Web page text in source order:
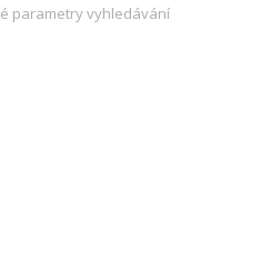
parametry vyhledávání